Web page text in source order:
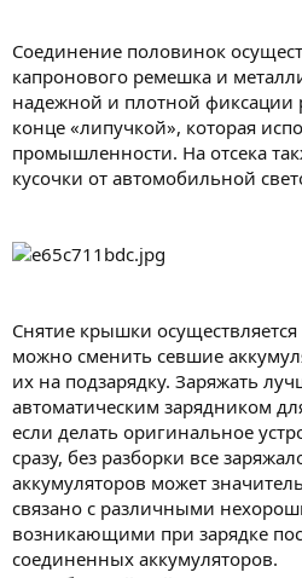
Соединение половинок
капронового ремешка и
надежной и плотной
конце «липучкой», которая
промышленности. На отсека
кусочки от автомобильной
Снятие крышки
можно сменить севшие
их на подзарядку. Заряжать
автоматическим зарядником
если делать оригинальное
сразу, без разборки все
аккумуляторов может
связано с различными
возникающими при зарядке
соединенных аккумуляторов.